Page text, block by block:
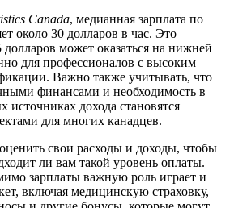
Canada, медианная зарплата по
около 30 долларов в час. Это
долларов может оказаться на нижней
для профессионалов с высоким
Важно также учитывать, что
финансами и необходимость в
источниках дохода становятся
для многих канадцев.
свои расходы и доходы, чтобы
ли вам такой уровень оплаты.
зарплаты важную роль играет и
включая медицинскую страховку,